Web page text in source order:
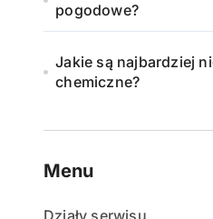
pogodowe?
Jakie są najbardziej
chemiczne?
Menu
Działy serwisu